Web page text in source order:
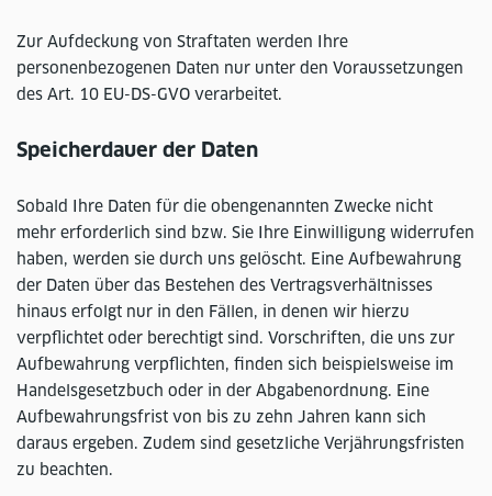
Zur Aufdeckung von Straftaten werden Ihre
personenbezogenen Daten nur unter den Voraussetzungen
des Art. 10 EU-DS-GVO verarbeitet.
Speicherdauer der Daten
Sobald Ihre Daten für die obengenannten Zwecke nicht
mehr erforderlich sind bzw. Sie Ihre Einwilligung widerrufen
haben, werden sie durch uns gelöscht. Eine Aufbewahrung
der Daten über das Bestehen des Vertragsverhältnisses
hinaus erfolgt nur in den Fällen, in denen wir hierzu
verpflichtet oder berechtigt sind. Vorschriften, die uns zur
Aufbewahrung verpflichten, finden sich beispielsweise im
Handelsgesetzbuch oder in der Abgabenordnung. Eine
Aufbewahrungsfrist von bis zu zehn Jahren kann sich
daraus ergeben. Zudem sind gesetzliche Verjährungsfristen
zu beachten.